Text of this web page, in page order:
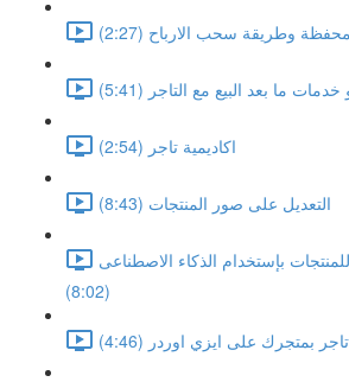
وطريقة سحب الارباح (2:27)
ما بعد البيع مع التاجر (5:41)
اكاديمية تاجر (2:54)
التعديل على صور المنتجات (8:43)
بإستخدام الذكاء الاصطناعى
(8:02)
بمتجرك على ايزي اوردر (4:46)